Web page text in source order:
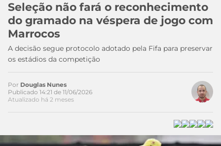
DE
APOSTA
MELHORES
SITES
DE
APOSTAS
2026
BETBOOM
COPA
DO
MUNDO
TIMES
MEU
TIME
PALMEIRAS
CAMPEONATOS
SÉRIE
ESPORTIVA
Seleção não fará o reconhecimento
do gramado na véspera de jogo com
Marrocos
A decisão segue protocolo adotado pela Fifa para preservar
os estádios da competição
Por Douglas Nunes
Publicado 14:21 de 11/06/2026
Atualizado há 2 meses